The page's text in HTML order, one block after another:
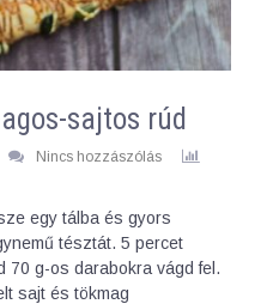
sajtos rúd
Nincs hozzászólás
egy tálba és gyors
tésztát. 5 percet
70 g-os darabokra vágd fel.
sajt és tökmag